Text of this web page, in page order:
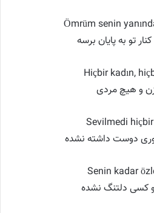
Ömrüm senin
تو به پایان برسه
Hiçbir kadın,
و هیچ مردی
Sevilmedi
دوست داشته نشده
Senin kadar
تو کسی دلتنگ نشده